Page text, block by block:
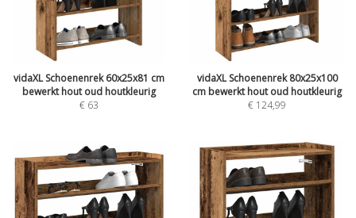
vidaXL Schoenenrek 60x25x81 cm
bewerkt hout oud houtkleurig
€ 63
vidaXL Schoenenrek 80x25x100
cm bewerkt hout oud houtkleurig
€ 124,99